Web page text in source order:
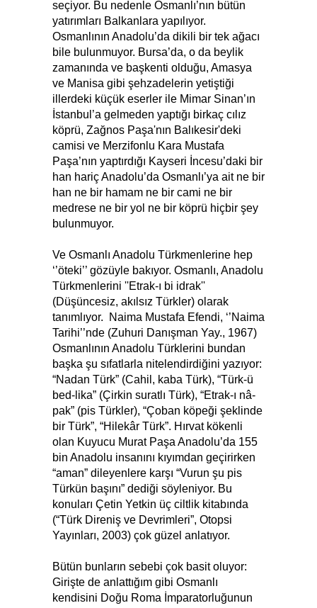
seçiyor. Bu nedenle Osmanlı’nın bütün
yatırımları Balkanlara yapılıyor.
Osmanlının Anadolu’da dikili bir tek ağacı
bile bulunmuyor. Bursa’da, o da beylik
zamanında ve başkenti olduğu, Amasya
ve Manisa gibi şehzadelerin yetiştiği
illerdeki küçük eserler ile Mimar Sinan’ın
İstanbul’a gelmeden yaptığı birkaç cılız
köprü, Zağnos Paşa'nın Balıkesir'deki
camisi ve Merzifonlu Kara Mustafa
Paşa’nın yaptırdığı Kayseri İncesu’daki bir
han hariç Anadolu’da Osmanlı’ya ait ne bir
han ne bir hamam ne bir cami ne bir
medrese ne bir yol ne bir köprü hiçbir şey
bulunmuyor.
Ve Osmanlı Anadolu Türkmenlerine hep
‘’öteki’’ gözüyle bakıyor. Osmanlı, Anadolu
Türkmenlerini ''Etrak-ı bi idrak''
(Düşüncesiz, akılsız Türkler) olarak
tanımlıyor. Naima Mustafa Efendi, ‘’Naima
Tarihi’’nde (Zuhuri Danışman Yay., 1967)
Osmanlının Anadolu Türklerini bundan
başka şu sıfatlarla nitelendirdiğini yazıyor:
“Nadan Türk” (Cahil, kaba Türk), “Türk-ü
bed-lika” (Çirkin suratlı Türk), “Etrak-ı nâ-
pak” (pis Türkler), “Çoban köpeği şeklinde
bir Türk”, “Hilekâr Türk”. Hırvat kökenli
olan Kuyucu Murat Paşa Anadolu’da 155
bin Anadolu insanını kıyımdan geçirirken
“aman” dileyenlere karşı “Vurun şu pis
Türkün başını” dediği söyleniyor. Bu
konuları Çetin Yetkin üç ciltlik kitabında
(“Türk Direniş ve Devrimleri”, Otopsi
Yayınları, 2003) çok güzel anlatıyor.
Bütün bunların sebebi çok basit oluyor:
Girişte de anlattığım gibi Osmanlı
kendisini Doğu Roma İmparatorluğunun